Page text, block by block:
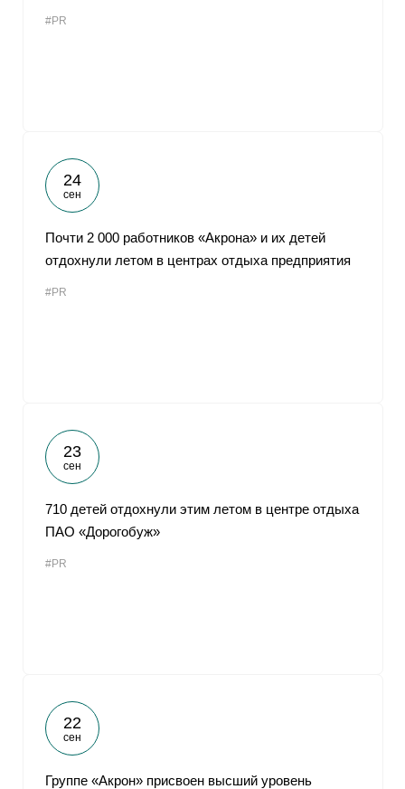
#PR
24
сен
Почти 2 000 работников «Акрона» и их детей
отдохнули летом в центрах отдыха предприятия
#PR
23
сен
710 детей отдохнули этим летом в центре отдыха
ПАО «Дорогобуж»
#PR
22
сен
Группе «Акрон» присвоен высший уровень